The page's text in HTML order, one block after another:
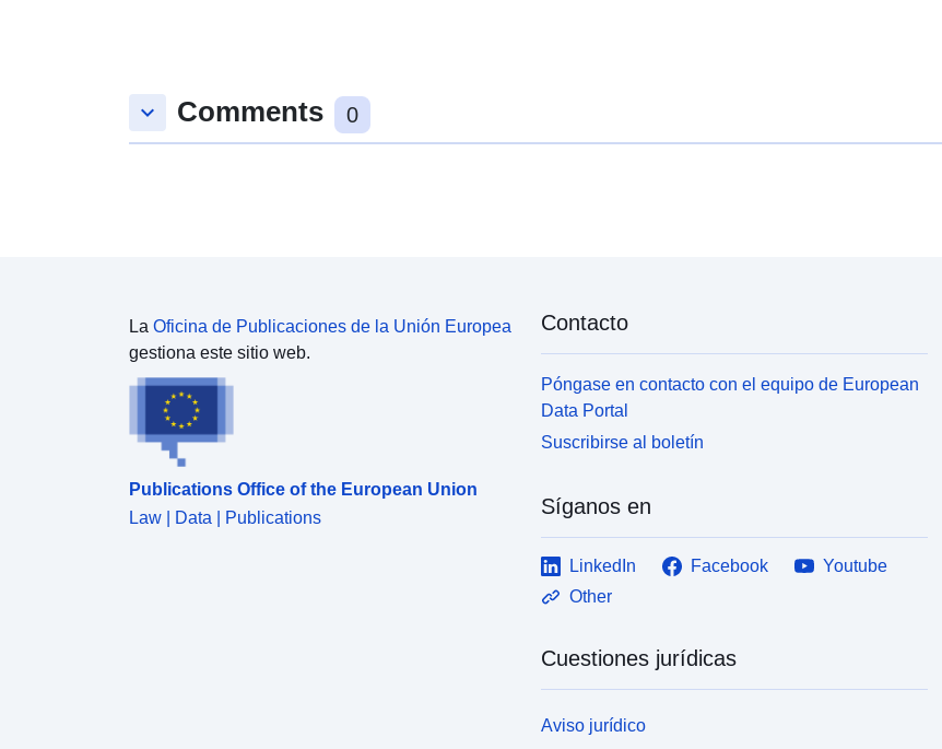
keyboard_arrow_down Comments 0
La Oficina de Publicaciones de la Unión Europea
gestiona este sitio web.
Publications Office of the European Union
Law | Data | Publications
Contacto
Póngase en contacto con el equipo de European
Data Portal
Suscribirse al boletín
Síganos en
LinkedIn Facebook
Youtube
Other
Cuestiones jurídicas
Aviso jurídico